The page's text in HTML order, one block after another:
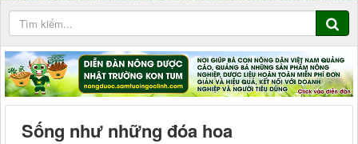
Sống như những đóa hoa